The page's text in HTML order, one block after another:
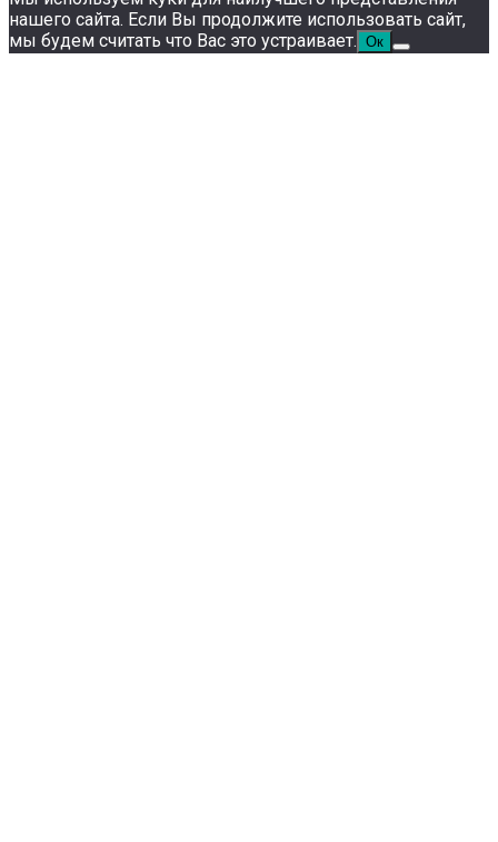
нашего сайта. Если Вы продолжите использовать сайт,
мы будем считать что Вас это устраивает. Ок